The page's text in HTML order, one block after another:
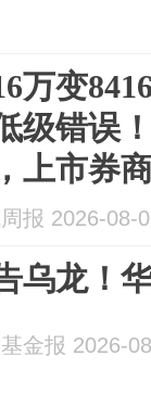
万变
级错误
上市券
报 2026-08-
乌龙！
金报 2026-